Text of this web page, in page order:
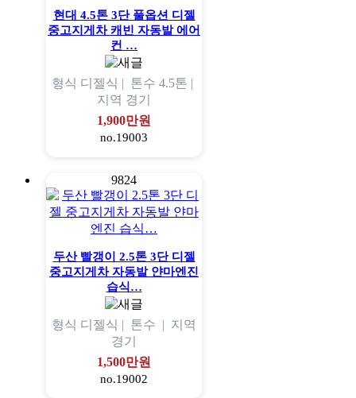
현대 4.5톤 3단 풀옵션 디젤
중고지게차 캐빈 자동발 에어
컨 …
형식 디젤식 | 톤수 4.5톤 |
지역 경기
1,900만원
no.19003
9824
두산 빨갱이 2.5톤 3단 디젤
중고지게차 자동발 얀마엔진
습식…
형식 디젤식 | 톤수 | 지역
경기
1,500만원
no.19002